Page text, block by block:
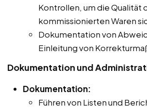
Kontrollen, um die Qualität
kommissionierten Waren
Dokumentation von
Einleitung von
Dokumentation und
Dokumentation:
Führen von Listen und